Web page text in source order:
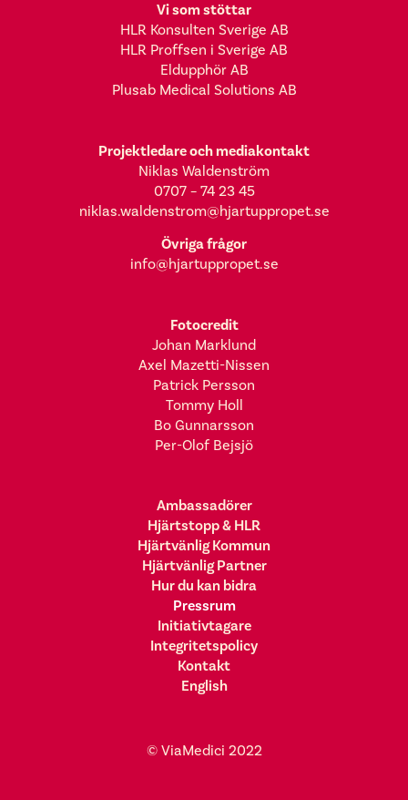
Vi som stöttar
HLR Konsulten Sverige AB
HLR Proffsen i Sverige AB
Eldupphör AB
Plusab Medical Solutions AB
Projektledare och mediakontakt
Niklas Waldenström
0707 – 74 23 45
niklas.waldenstrom@hjartuppropet.se
Övriga frågor
info@hjartuppropet.se
Fotocredit
Johan Marklund
Axel Mazetti-Nissen
Patrick Persson
Tommy Holl
Bo Gunnarsson
Per-Olof Bejsjö
Ambassadörer
Hjärtstopp & HLR
Hjärtvänlig Kommun
Hjärtvänlig Partner
Hur du kan bidra
Pressrum
Initiativtagare
Integritetspolicy
Kontakt
English
© ViaMedici 2022